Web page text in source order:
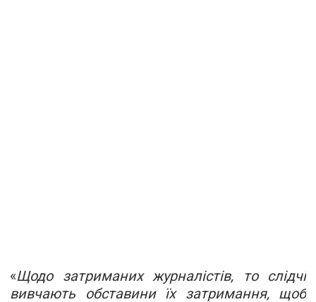
«Щодо затриманих журналістів, то слідчі
вивчають обставини їх затримання, щоб